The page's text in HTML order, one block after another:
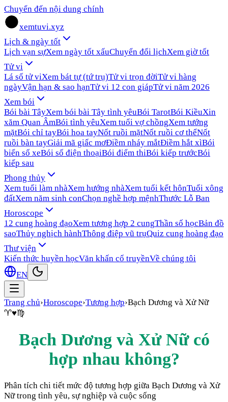
Chuyển đến nội dung chính
xemtuvi.xyz
Lịch & ngày tốt
Lịch vạn sựXem ngày tốt xấuChuyển đổi lịchXem giờ tốt
Tử vi
Lá số tử viXem bát tự (tứ trụ)Tử vi trọn đờiTử vi hàng
ngàyVận hạn & sao hạnTử vi 12 con giápTử vi năm 2026
Xem bói
Bói bài TâyXem bói bài Tây tình yêuBói TarotBói KiềuXin
xăm Quan ÂmBói tình yêuXem tuổi vợ chồngXem tướng
mặtBói chỉ tayBói hoa tayNốt ruồi mặtNốt ruồi cơ thểNốt
ruồi bàn tayGiải mã giấc mơĐiềm nháy mắtĐiềm hắt xìBói
biển số xeBói số điện thoạiBói điểm thiBói kiếp trướcBói
kiếp sau
Phong thủy
Xem tuổi làm nhàXem hướng nhàXem tuổi kết hônTuổi xông
đấtXem năm sinh conChọn nghề hợp mệnhThước Lỗ Ban
Horoscope
12 cung hoàng đạoXem tương hợp 2 cungThần số họcBản đồ
saoThủy nghịch hànhThông điệp vũ trụQuiz cung hoàng đạo
Thư viện
Kiến thức huyền họcVăn khấn cổ truyềnVề chúng tôi
EN
Trang chủ›Horoscope›Tương hợp›Bạch Dương và Xử Nữ
♈♥♍
Bạch Dương và Xử Nữcó
hợp nhau không?
Phân tích chi tiết mức độ tương hợp giữa Bạch Dương và Xử
Nữtrong tình yêu, sự nghiệp và cuộc sống